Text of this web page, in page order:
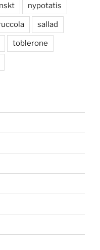
nypotatis
sallad
toblerone